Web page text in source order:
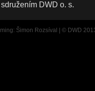
DWD o. s.
Šimon Rozsíval | © DWD